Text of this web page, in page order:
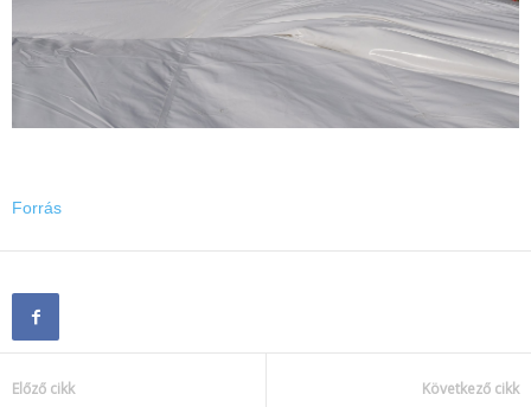
Forrás
Előző cikk Következő cikk